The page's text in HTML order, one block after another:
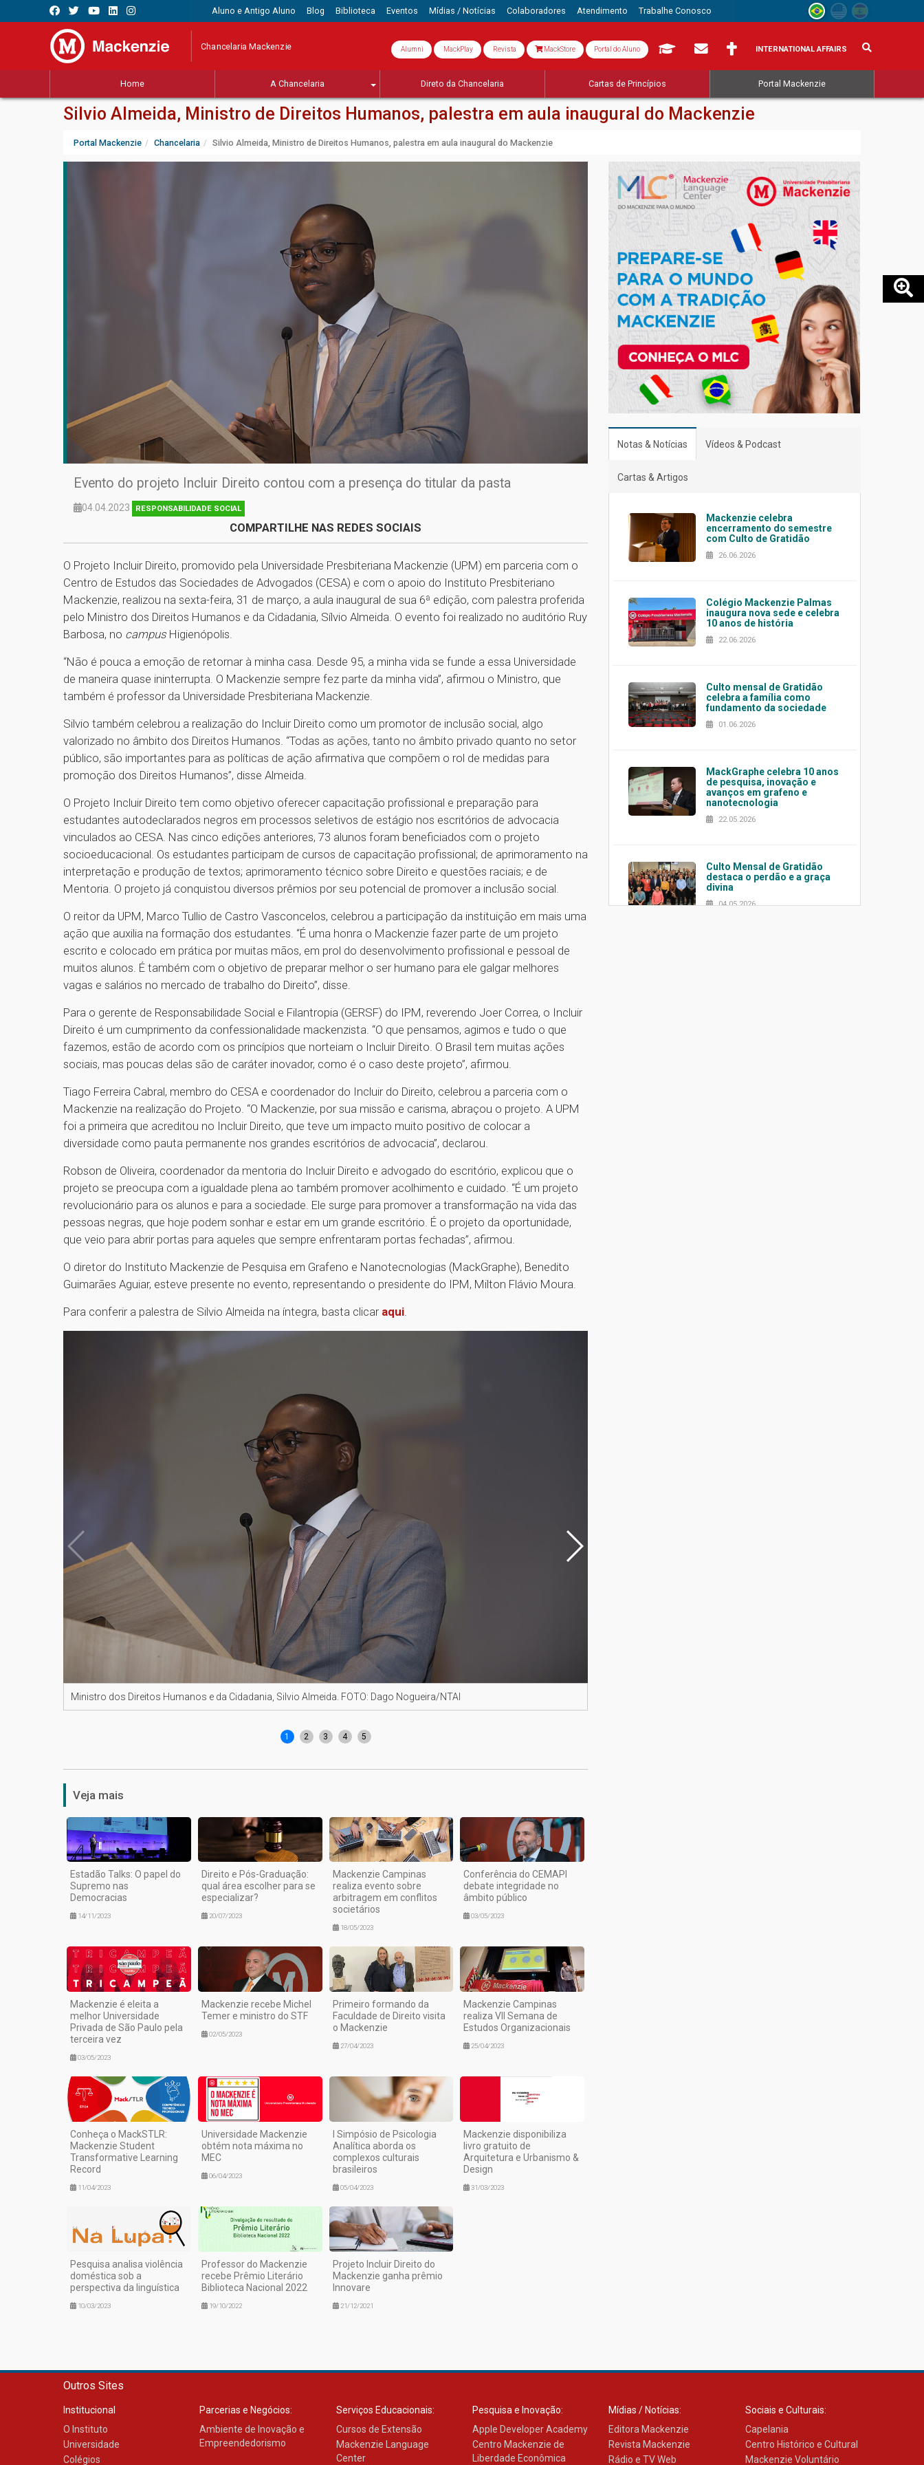
Aluno e Antigo Aluno Blog Biblioteca Eventos Mídias / Notícias Colaboradores Atendimento Trabalhe Conosco
Chancelaria Mackenzie Alumni MackPlay Revista MackStore Portal do Aluno INTERNATIONAL AFFAIRS
Home A Chancelaria Direto da Chancelaria Cartas de Princípios Portal Mackenzie
Silvio Almeida, Ministro de Direitos Humanos, palestra em aula inaugural do Mackenzie
Portal Mackenzie Chancelaria Silvio Almeida, Ministro de Direitos Humanos, palestra em aula inaugural do Mackenzie
Evento do projeto Incluir Direito contou com a presença do titular da pasta
04.04.2023 RESPONSABILIDADE SOCIAL
COMPARTILHE NAS REDES SOCIAIS
O Projeto Incluir Direito, promovido pela Universidade Presbiteriana Mackenzie (UPM) em parceria com o
Centro de Estudos das Sociedades de Advogados (CESA) e com o apoio do Instituto Presbiteriano
Mackenzie, realizou na sexta-feira, 31 de março, a aula inaugural de sua 6ª edição, com palestra proferida
pelo Ministro dos Direitos Humanos e da Cidadania, Sílvio Almeida. O evento foi realizado no auditório Ruy
Barbosa, no campus Higienópolis.
“Não é pouca a emoção de retornar à minha casa. Desde 95, a minha vida se funde a essa Universidade
de maneira quase ininterrupta. O Mackenzie sempre fez parte da minha vida”, afirmou o Ministro, que
também é professor da Universidade Presbiteriana Mackenzie.
Silvio também celebrou a realização do Incluir Direito como um promotor de inclusão social, algo
valorizado no âmbito dos Direitos Humanos. “Todas as ações, tanto no âmbito privado quanto no setor
público, são importantes para as políticas de ação afirmativa que compõem o rol de medidas para
promoção dos Direitos Humanos”, disse Almeida.
O Projeto Incluir Direito tem como objetivo oferecer capacitação profissional e preparação para
estudantes autodeclarados negros em processos seletivos de estágio nos escritórios de advocacia
vinculados ao CESA. Nas cinco edições anteriores, 73 alunos foram beneficiados com o projeto
socioeducacional. Os estudantes participam de cursos de capacitação profissional; de aprimoramento na
interpretação e produção de textos; aprimoramento técnico sobre Direito e questões raciais; e de
Mentoria. O projeto já conquistou diversos prêmios por seu potencial de promover a inclusão social.
O reitor da UPM, Marco Tullio de Castro Vasconcelos, celebrou a participação da instituição em mais uma
ação que auxilia na formação dos estudantes. “É uma honra o Mackenzie fazer parte de um projeto
escrito e colocado em prática por muitas mãos, em prol do desenvolvimento profissional e pessoal de
muitos alunos. É também com o objetivo de preparar melhor o ser humano para ele galgar melhores
vagas e salários no mercado de trabalho do Direito”, disse.
Para o gerente de Responsabilidade Social e Filantropia (GERSF) do IPM, reverendo Joer Correa, o Incluir
Direito é um cumprimento da confessionalidade mackenzista. “O que pensamos, agimos e tudo o que
fazemos, estão de acordo com os princípios que norteiam o Incluir Direito. O Brasil tem muitas ações
sociais, mas poucas delas são de caráter inovador, como é o caso deste projeto”, afirmou.
Tiago Ferreira Cabral, membro do CESA e coordenador do Incluir do Direito, celebrou a parceria com o
Mackenzie na realização do Projeto. “O Mackenzie, por sua missão e carisma, abraçou o projeto. A UPM
foi a primeira que acreditou no Incluir Direito, que teve um impacto muito positivo de colocar a
diversidade como pauta permanente nos grandes escritórios de advocacia”, declarou.
Robson de Oliveira, coordenador da mentoria do Incluir Direito e advogado do escritório, explicou que o
projeto se preocupa com a igualdade plena ao também promover acolhimento e cuidado. “É um projeto
revolucionário para os alunos e para a sociedade. Ele surge para promover a transformação na vida das
pessoas negras, que hoje podem sonhar e estar em um grande escritório. É o projeto da oportunidade,
que veio para abrir portas para aqueles que sempre enfrentaram portas fechadas”, afirmou.
O diretor do Instituto Mackenzie de Pesquisa em Grafeno e Nanotecnologias (MackGraphe), Benedito
Guimarães Aguiar, esteve presente no evento, representando o presidente do IPM, Milton Flávio Moura.
Para conferir a palestra de Silvio Almeida na íntegra, basta clicar aqui
Ministro dos Direitos Humanos e da Cidadania, Silvio Almeida. FOTO: Dago Nogueira/NTAI
1 2 3 4 5
Veja mais
Estadão Talks: O papel do
Supremo nas
Democracias
14/11/2023
Direito e Pós-Graduação:
qual área escolher para se
especializar?
20/07/2023
Mackenzie Campinas
realiza evento sobre
arbitragem em conflitos
societários
18/05/2023
Conferência do CEMAPI
debate integridade no
âmbito público
03/05/2023
Mackenzie é eleita a
melhor Universidade
Privada de São Paulo pela
terceira vez
03/05/2023
Mackenzie recebe Michel
Temer e ministro do STF
02/05/2023
Primeiro formando da
Faculdade de Direito visita
o Mackenzie
27/04/2023
Mackenzie Campinas
realiza VII Semana de
Estudos Organizacionais
25/04/2023
Conheça o MackSTLR:
Mackenzie Student
Transformative Learning
Record
11/04/2023
Universidade Mackenzie
obtém nota máxima no
MEC
06/04/2023
I Simpósio de Psicologia
Analítica aborda os
complexos culturais
brasileiros
05/04/2023
Mackenzie disponibiliza
livro gratuito de
Arquitetura e Urbanismo &
Design
31/03/2023
Pesquisa analisa violência
doméstica sob a
perspectiva da linguística
10/03/2023
Professor do Mackenzie
recebe Prêmio Literário
Biblioteca Nacional 2022
19/10/2022
Projeto Incluir Direito do
Mackenzie ganha prêmio
Innovare
21/12/2021
Notas & Notícias Vídeos & Podcast
Cartas & Artigos
Mackenzie celebra
encerramento do semestre
com Culto de Gratidão
26.06.2026
Colégio Mackenzie Palmas
inaugura nova sede e celebra
10 anos de história
22.06.2026
Culto mensal de Gratidão
celebra a família como
fundamento da sociedade
01.06.2026
MackGraphe celebra 10 anos
de pesquisa, inovação e
avanços em grafeno e
nanotecnologia
22.05.2026
Culto Mensal de Gratidão
destaca o perdão e a graça
divina
04.05.2026
Outros Sites
Institucional
O Instituto
Universidade
Colégios
Parcerias e Negócios:
Ambiente de Inovação e
Empreendedorismo
Serviços Educacionais:
Cursos de Extensão
Mackenzie Language
Center
Pesquisa e Inovação:
Apple Developer Academy
Centro Mackenzie de
Liberdade Econômica
Mídias / Notícias:
Editora Mackenzie
Revista Mackenzie
Rádio e TV Web
Sociais e Culturais:
Capelania
Centro Histórico e Cultural
Mackenzie Voluntário